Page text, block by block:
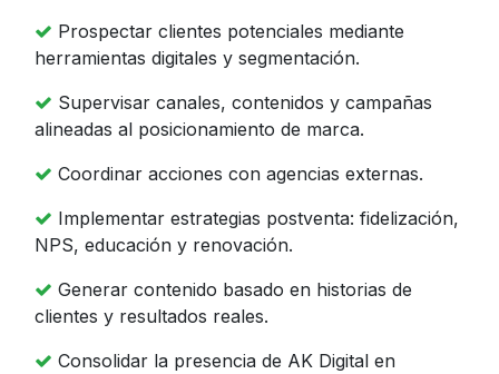
Prospectar clientes potenciales mediante
herramientas digitales y segmentación.
Supervisar canales, contenidos y campañas
alineadas al posicionamiento de marca.
Coordinar acciones con agencias externas.
Implementar estrategias postventa: fidelización,
NPS, educación y renovación.
Generar contenido basado en historias de
clientes y resultados reales.
Consolidar la presencia de AK Digital en